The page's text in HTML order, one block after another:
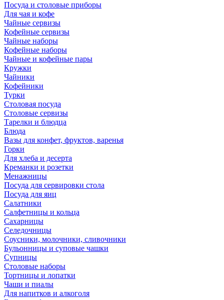
Посуда и столовые приборы
Для чая и кофе
Чайные сервизы
Кофейные сервизы
Чайные наборы
Кофейные наборы
Чайные и кофейные пары
Кружки
Чайники
Кофейники
Турки
Столовая посуда
Столовые сервизы
Тарелки и блюдца
Блюда
Вазы для конфет, фруктов, варенья
Горки
Для хлеба и десерта
Креманки и розетки
Менажницы
Посуда для сервировки стола
Посуда для яиц
Салатники
Салфетницы и кольца
Сахарницы
Селедочницы
Соусники, молочники, сливочники
Бульонницы и суповые чашки
Супницы
Столовые наборы
Тортницы и лопатки
Чаши и пиалы
Для напитков и алкоголя